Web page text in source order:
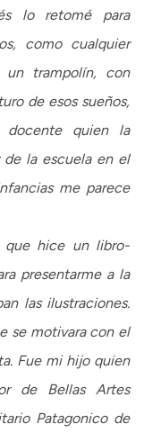
lo retomé para
como cualquier
trampolín, con
de esos sueños,
docente quien la
de la escuela en el
me parece
que hice un libro-
presentarme a la
las ilustraciones.
se motivara con el
Fue mi hijo quien
de Bellas Artes
Patagonico de